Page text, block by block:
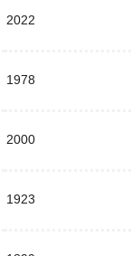
2022
1978
2000
1923